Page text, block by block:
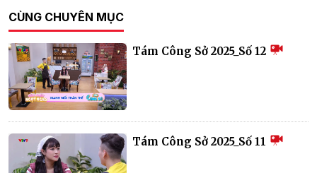
CÙNG CHUYÊN MỤC
Tám Công Sở 2025_Số 12
Tám Công Sở 2025_Số 11